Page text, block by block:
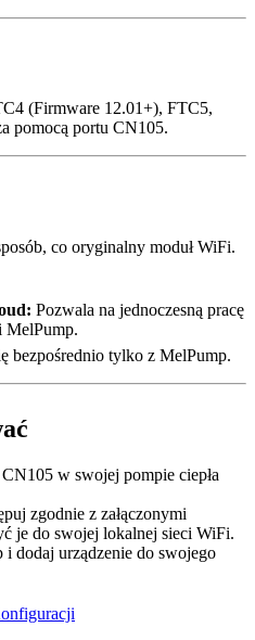
(Firmware 12.01+), FTC5,
pomocą portu CN105.
co oryginalny moduł WiFi.
Pozwala na jednoczesną pracę
bezpośrednio tylko z MelPump.
CN105 w swojej pompie ciepła
zgodnie z załączonymi
je do swojej lokalnej sieci WiFi.
dodaj urządzenie do swojego